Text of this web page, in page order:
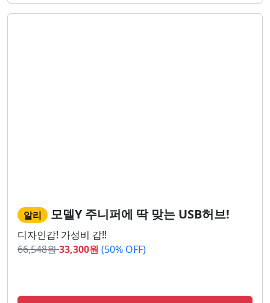
알리 모델Y 주니퍼에 딱 맞는 USB허브!
디자인갑! 가성비 갑!!
66,548원33,300원 (50% OFF)